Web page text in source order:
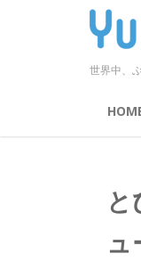
世界中、